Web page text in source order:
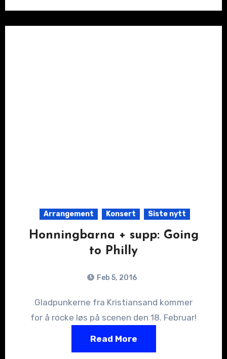
Arrangement Konsert Siste nytt
Honningbarna + supp: Going
to Philly
Feb 5, 2016
Gladpunkerne fra Kristiansand kommer
for å rocke løs på scenen den 18. Februar!
Read More